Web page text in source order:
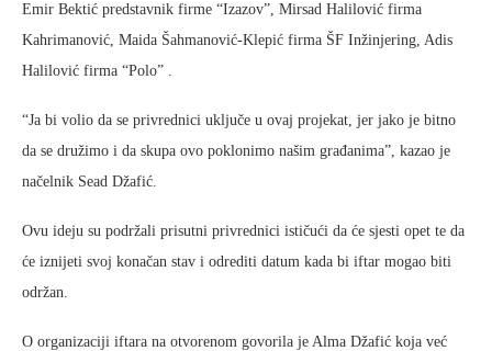
Emir Bektić predstavnik firme “Izazov”, Mirsad Halilović firma
Kahrimanović, Maida Šahmanović-Klepić firma ŠF Inžinjering, Adis
Halilović firma “Polo” .
“Ja bi volio da se privrednici uključe u ovaj projekat, jer jako je bitno
da se družimo i da skupa ovo poklonimo našim građanima”, kazao je
načelnik Sead Džafić.
Ovu ideju su podržali prisutni privrednici ističući da će sjesti opet te da
će iznijeti svoj konačan stav i odrediti datum kada bi iftar mogao biti
održan.
O organizaciji iftara na otvorenom govorila je Alma Džafić koja već